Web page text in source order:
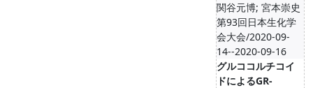
関谷元博; 宮本崇史
第93回日本生化学
会大会/2020-09-
14--2020-09-16
グルココルチコイ
ドによるGR-